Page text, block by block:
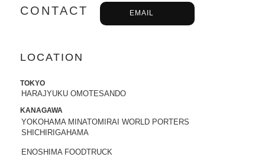
バーサリー企画
に、コラボTシャツ発売、
ハワイ抽選会への商品提供にて参加いた
2022.05.27
限定でOPENします。
2022.05.25
昭文社 国内観光旅行情報サイト『MAPPL
Eトラベルガイド』 に、原宿表参道店が
CONTACT EMAIL
LOCATION
TOKYO
HARAJYUKU OMOTESANDO
KANAGAWA
YOKOHAMA MINATOMIRAI WORLD PORTERS
SHICHIRIGAHAMA
ENOSHIMA FOODTRUCK